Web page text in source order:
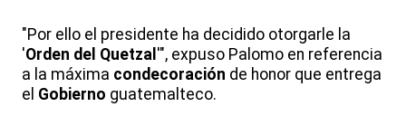
"Por ello el presidente ha decidido otorgarle la
'Orden del Quetzal '", expuso Palomo en referencia
a la máxima condecoración de honor que entrega
el Gobierno guatemalteco.